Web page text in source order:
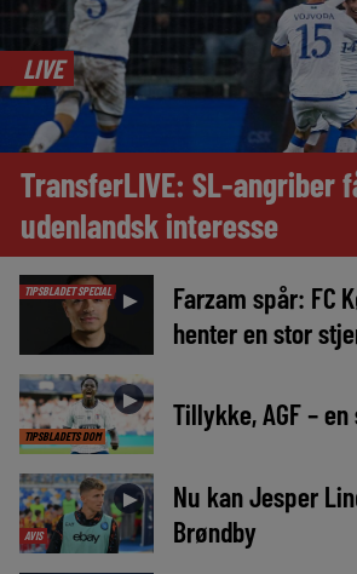
LIVE
TransferLIVE: SL-angriber
udenlandsk interesse
TIPSBLADET SPECIAL ►
Farzam spår: FC
henter en stor
TIPSBLADETS DOM
► Tillykke, AGF –
AVIS
►
Nu kan Jesper
Brøndby